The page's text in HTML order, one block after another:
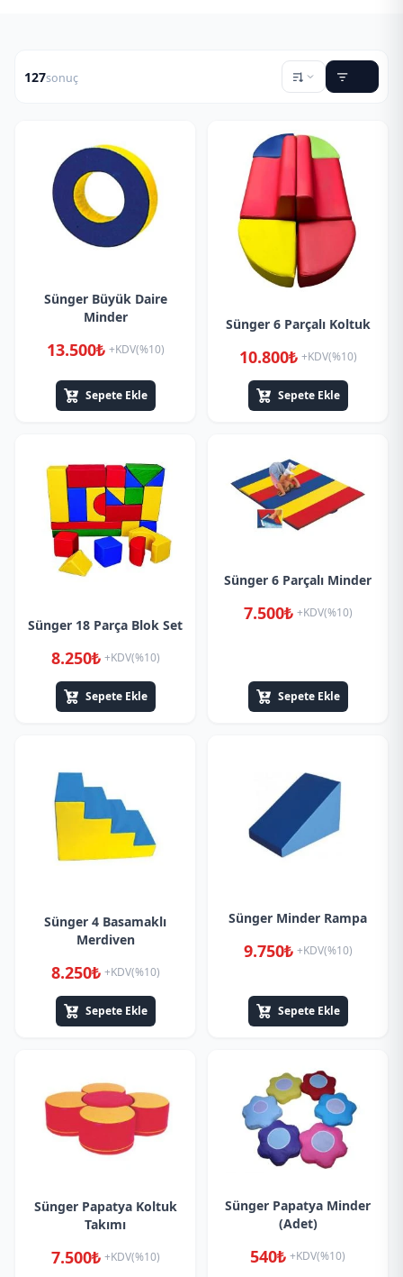
127sonuç
Sünger Büyük Daire
Minder
13.500₺ +KDV(%10)
Sepete Ekle
Sünger 6 Parçalı Koltuk
10.800₺ +KDV(%10)
Sepete Ekle
Sünger 18 Parça Blok Set
8.250₺ +KDV(%10)
Sepete Ekle
Sünger 6 Parçalı Minder
7.500₺ +KDV(%10)
Sepete Ekle
Sünger 4 Basamaklı
Merdiven
8.250₺ +KDV(%10)
Sepete Ekle
Sünger Minder Rampa
9.750₺ +KDV(%10)
Sepete Ekle
Sünger Papatya Koltuk
Takımı
7.500₺ +KDV(%10)
Sünger Papatya Minder
(Adet)
540₺ +KDV(%10)